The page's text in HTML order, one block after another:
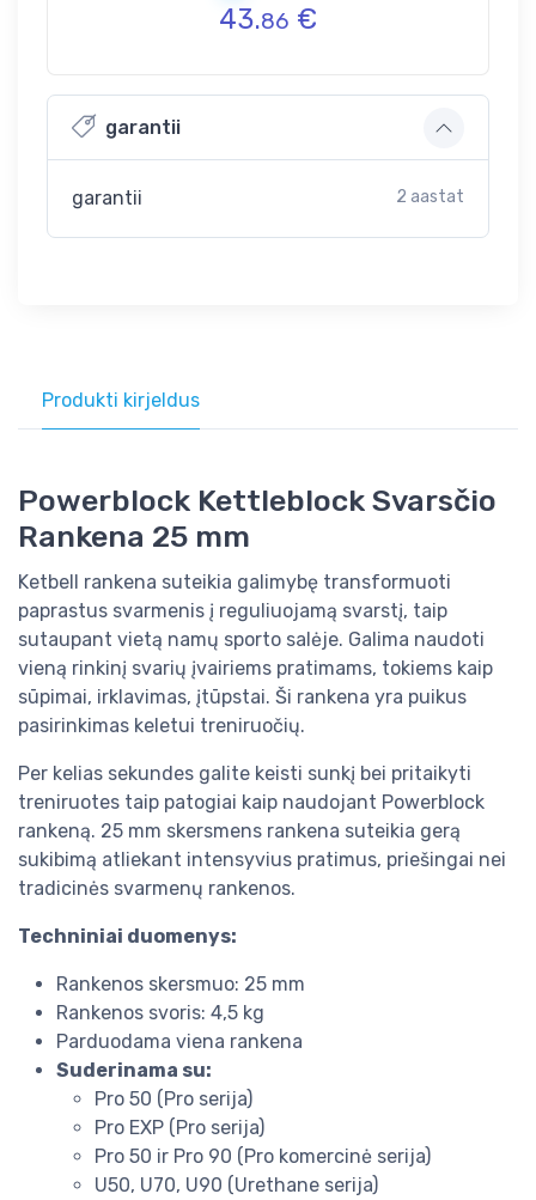
43.86 €
garantii
garantii 2 aastat
Produkti kirjeldus
Powerblock Kettleblock Svarsčio
Rankena 25 mm
Ketbell rankena suteikia galimybę transformuoti
paprastus svarmenis į reguliuojamą svarstį, taip
sutaupant vietą namų sporto salėje. Galima naudoti
vieną rinkinį svarių įvairiems pratimams, tokiems kaip
sūpimai, irklavimas, įtūpstai. Ši rankena yra puikus
pasirinkimas keletui treniruočių.
Per kelias sekundes galite keisti sunkį bei pritaikyti
treniruotes taip patogiai kaip naudojant Powerblock
rankeną. 25 mm skersmens rankena suteikia gerą
sukibimą atliekant intensyvius pratimus, priešingai nei
tradicinės svarmenų rankenos.
Techniniai duomenys:
Rankenos skersmuo: 25 mm
Rankenos svoris: 4,5 kg
Parduodama viena rankena
Suderinama su:
Pro 50 (Pro serija)
Pro EXP (Pro serija)
Pro 50 ir Pro 90 (Pro komercinė serija)
U50, U70, U90 (Urethane serija)